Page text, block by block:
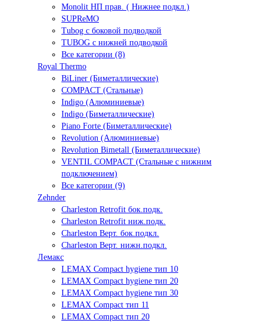
Monolit НП прав. ( Нижнее подкл.)
SUPReMO
Tubog с боковой подводкой
TUBOG с нижней подводкой
Все категории (8)
Royal Thermo
BiLiner (Биметаллические)
COMPACT (Стальные)
Indigo (Алюминиевые)
Indigo (Биметаллические)
Piano Forte (Биметаллические)
Revolution (Алюминиевые)
Revolution Bimetall (Биметаллические)
VENTIL COMPACT (Стальные с нижним
подключением)
Все категории (9)
Zehnder
Charleston Retrofit бок.подк.
Charleston Retrofit ниж.подк.
Charleston Верт. бок.подкл.
Charleston Верт. нижн.подкл.
Лемакс
LEMAX Compact hygiene тип 10
LEMAX Compact hygiene тип 20
LEMAX Compact hygiene тип 30
LEMAX Compact тип 11
LEMAX Compact тип 20